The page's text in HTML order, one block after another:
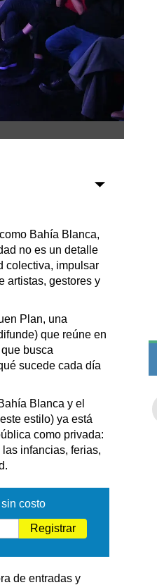
Bahía Blanca,
no es un detalle
colectiva, impulsar
artistas, gestores y
Plan, una
que reúne en
busca
sucede cada día
Blanca y el
estilo) ya está
como privada:
infancias, ferias,
sin costo
Registrar
de entradas y